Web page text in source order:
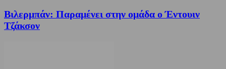
Βιλερμπάν: Παραμένει στην ομάδα ο Έντουιν
Τζάκσον